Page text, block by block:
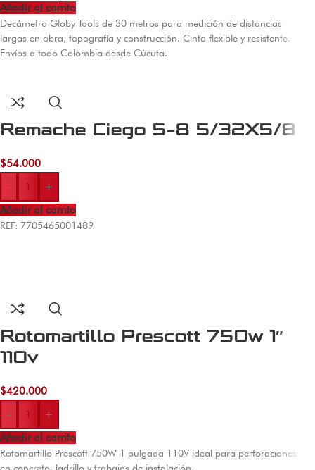
Añadir al carrito
Decámetro Globy Tools de 30 metros para medición de distancias
largas en obra, topografía y construcción. Cinta flexible y resistente.
Envíos a todo Colombia desde Cúcuta.
Remache Ciego 5-8 5/32X5/8
$54.000
-
+
Añadir al carrito
REF: 7705465001489
Rotomartillo Prescott 750w 1″
110v
$420.000
-
+
Añadir al carrito
Rotomartillo Prescott 750W 1 pulgada 110V ideal para perforaciones
en concreto, ladrillo y trabajos de instalación.